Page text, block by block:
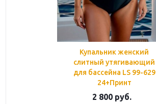
Купальник женский
слитный утягивающий
для бассейна LS 99-629
24+Принт
2 800руб.